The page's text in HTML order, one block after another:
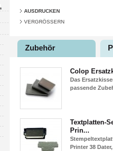
AUSDRUCKEN
VERGRÖSSERN
Zubehör
Colop
Das
passende
Textplatten-
Prin...
Printer 38